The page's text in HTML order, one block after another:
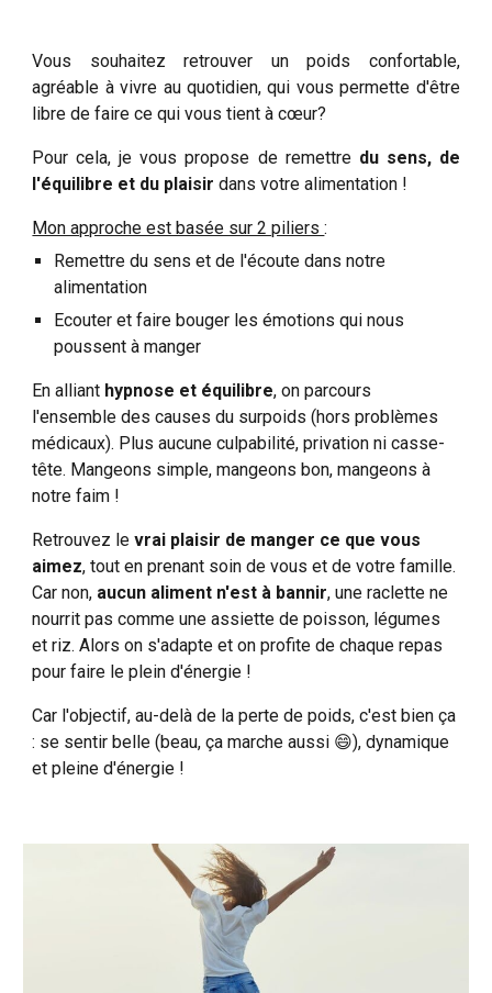
Vous souhaitez retrouver un poids confortable,
agréable à vivre au quotidien, qui vous permette d'être
libre de faire ce qui vous tient à cœur?
Pour cela, je vous propose de remettre du sens, de
l'équilibre et du plaisirdans votre alimentation !
Mon approche est basée sur 2 piliers:
Remettre du sens et de l'écoute dans notre
alimentation
Ecouter et faire bouger les émotions qui nous
poussent à manger
En alliant hypnose et équilibre, on parcours
l'ensemble des causes du surpoids (hors problèmes
médicaux). Plus aucune culpabilité, privation ni casse-
tête. Mangeons simple, mangeons bon, mangeons à
notre faim !
Retrouvez levrai plaisir de manger ce que vous
aimez, tout en prenant soin de vous et de votre famille.
Car non, aucun aliment n'est à bannir, une raclette ne
nourrit pas comme une assiette de poisson, légumes
et riz. Alors on s'adapte et on profite de chaque repas
pour faire le plein d'énergie !
Car l'objectif, au-delà de la perte de poids, c'est bien ça
: se sentir belle (beau, ça marche aussi 😄), dynamique
et pleine d'énergie !